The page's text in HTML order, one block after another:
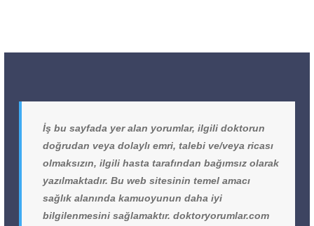
İş bu sayfada yer alan yorumlar, ilgili doktorun
doğrudan veya dolaylı emri, talebi ve/veya ricası
olmaksızın, ilgili hasta tarafından bağımsız olarak
yazılmaktadır. Bu web sitesinin temel amacı
sağlık alanında kamuoyunun daha iyi
bilgilenmesini sağlamaktır. doktoryorumlar.com